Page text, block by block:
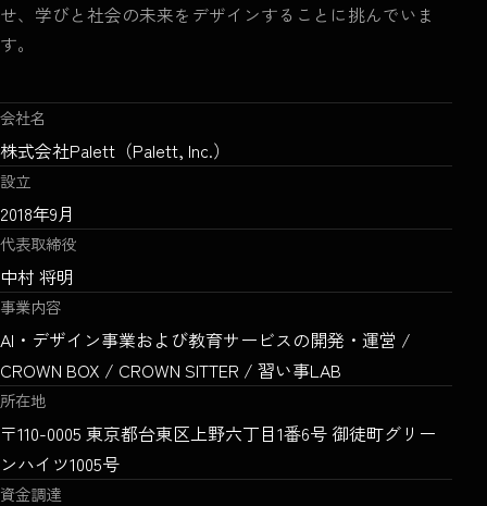
せ、学びと社会の未来をデザインすることに挑んでいま
す。
会社名
株式会社Palett（Palett, Inc.）
設立
2018年9月
代表取締役
中村 将明
事業内容
AI・デザイン事業および教育サービスの開発・運営 /
CROWN BOX / CROWN SITTER / 習い事LAB
所在地
〒110-0005 東京都台東区上野六丁目1番6号 御徒町グリー
ンハイツ1005号
資金調達